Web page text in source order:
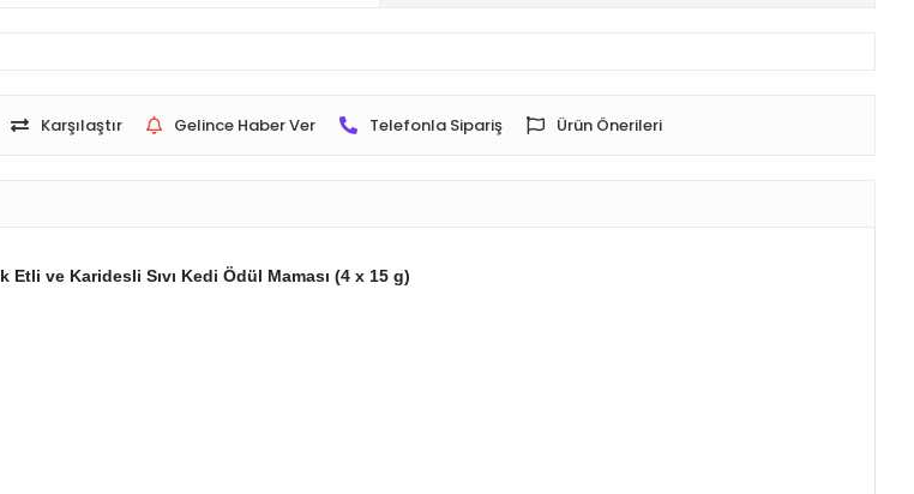
Karşılaştır Gelince Haber Ver Telefonla Sipariş Ürün Önerileri
Etli ve Karidesli Sıvı Kedi Ödül Maması (4 x 15 g)